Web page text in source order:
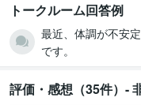
トークルーム回答例
最近、体調が不安
です。
評価・感想（35件）-